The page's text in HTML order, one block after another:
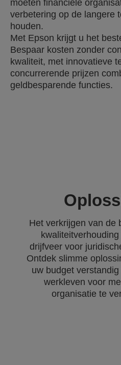
moeten financiële
verbetering op de langere
houden.
Met Epson krijgt u het
Bespaar kosten zonder
kwaliteit, met innovatieve
concurrerende prijzen
geldbesparende functies.
Het verkrijgen van de
drijfveer voor
Ontdek slimme
uw budget
werkleven voor
organisatie te